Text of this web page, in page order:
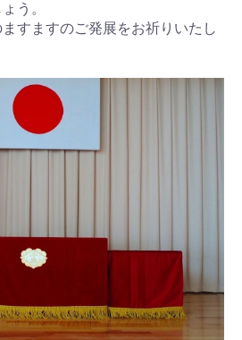
う。
すますのご発展をお祈りいたし